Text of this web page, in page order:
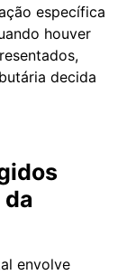
específica
houver
decida
envolve